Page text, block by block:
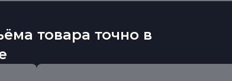
товара точно в